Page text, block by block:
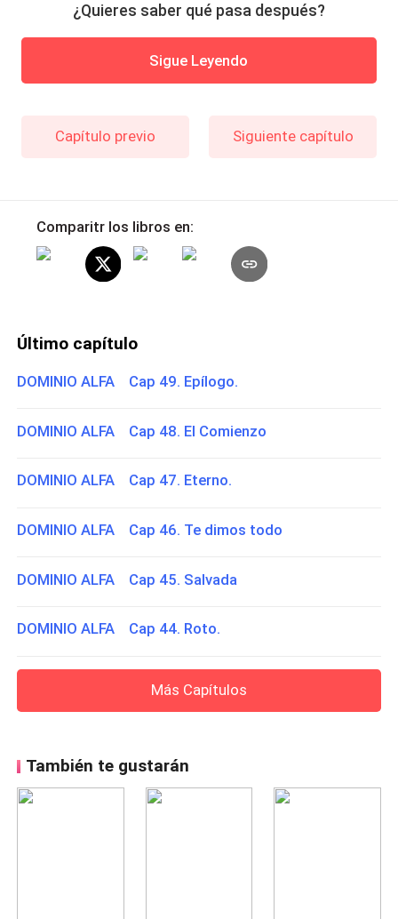
¿Quieres saber qué pasa después?
Sigue Leyendo
Capítulo previo Siguiente capítulo
Comparitr los libros en:
Último capítulo
DOMINIO ALFA Cap 49. Epílogo.
DOMINIO ALFA Cap 48. El Comienzo
DOMINIO ALFA Cap 47. Eterno.
DOMINIO ALFA Cap 46. Te dimos todo
DOMINIO ALFA Cap 45. Salvada
DOMINIO ALFA Cap 44. Roto.
Más Capítulos
También te gustarán